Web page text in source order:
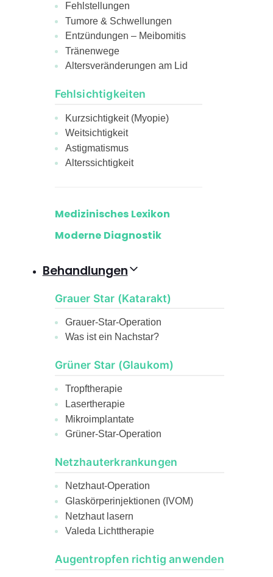
Fehlstellungen
Tumore & Schwellungen
Entzündungen – Meibomitis
Tränenwege
Altersveränderungen am Lid
Fehlsichtigkeiten
Kurzsichtigkeit (Myopie)
Weitsichtigkeit
Astigmatismus
Alterssichtigkeit
Medizinisches Lexikon
Moderne Diagnostik
Behandlungen
Grauer Star (Katarakt)
Grauer-Star-Operation
Was ist ein Nachstar?
Grüner Star (Glaukom)
Tropftherapie
Lasertherapie
Mikroimplantate
Grüner-Star-Operation
Netzhauterkrankungen
Netzhaut-Operation
Glaskörperinjektionen (IVOM)
Netzhaut lasern
Valeda Lichttherapie
Augentropfen richtig anwenden